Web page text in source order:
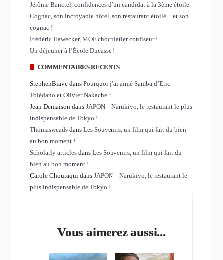
Jérôme Banctel, confidences d’un candidat à la 3ème étoile
Cognac, son incroyable hôtel, son restaurant étoilé…et son
cognac !
Frédéric Hawecker, MOF chocolatier confiseur !
Un déjeuner à l’École Ducasse !
COMMENTAIRES RÉCENTS
StephenBiave dans Pourquoi j’ai aimé Samba d’Eric
Tolédano et Olivier Nakache ?
Jean Demaison dans JAPON – Narukiyo, le restaurant le plus
indispensable de Tokyo !
Thomasweadsdans Les Souvenirs, un film qui fait du bien
au bon moment !
Scholarly articlesdans Les Souvenirs, un film qui fait du
bien au bon moment !
Carole Chouraqui dans JAPON – Narukiyo, le restaurant le
plus indispensable de Tokyo !
Vous aimerez aussi...